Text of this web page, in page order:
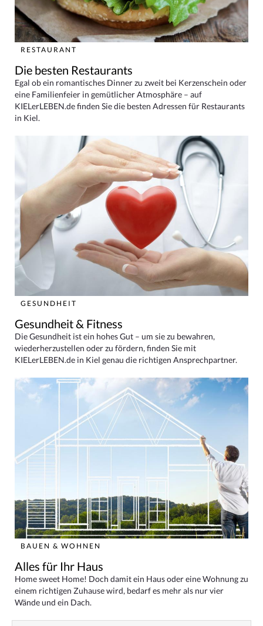
RESTAURANT
Die besten Restaurants
Egal ob ein romantisches Dinner zu zweit bei Kerzenschein oder
eine Familienfeier in gemütlicher Atmosphäre – auf
KIELerLEBEN.de finden Sie die besten Adressen für Restaurants
in Kiel.
GESUNDHEIT
Gesundheit & Fitness
Die Gesundheit ist ein hohes Gut – um sie zu bewahren,
wiederherzustellen oder zu fördern, finden Sie mit
KIELerLEBEN.de in Kiel genau die richtigen Ansprechpartner.
BAUEN & WOHNEN
Alles für Ihr Haus
Home sweet Home! Doch damit ein Haus oder eine Wohnung zu
einem richtigen Zuhause wird, bedarf es mehr als nur vier
Wände und ein Dach.